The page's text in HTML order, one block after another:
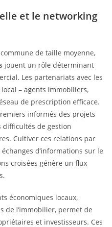
et le networking
de taille moyenne,
jouent un rôle déterminant
Les partenariats avec les
– agents immobiliers,
de prescription efficace.
informés des projets
difficultés de gestion
Cultiver ces relations par
d’informations sur le
croisées génère un flux
économiques locaux,
de l’immobilier, permet de
et investisseurs. Ces